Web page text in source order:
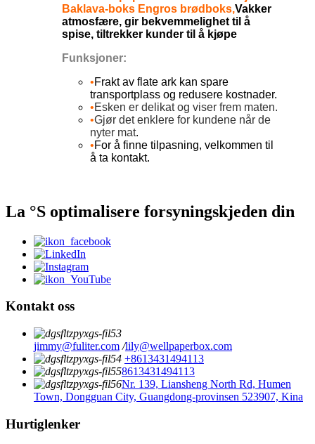
Baklava-boks Engros brødboks,Vakker
atmosfære, gir bekvemmelighet til å
spise, tiltrekker kunder til å kjøpe
Funksjoner:
•Frakt av flate ark kan spare
transportplass og redusere kostnader.
•Esken er delikat og viser frem maten.
•Gjør det enklere for kundene når de
nyter mat.
•For å finne tilpasning, velkommen til
å ta kontakt.
La °S optimalisere forsyningskjeden din
Kontakt oss
jimmy@fuliter.com /lily@wellpaperbox.com
+8613431494113
8613431494113
Nr. 139, Liansheng North Rd, Humen
Town, Dongguan City, Guangdong-provinsen 523907, Kina
Hurtiglenker